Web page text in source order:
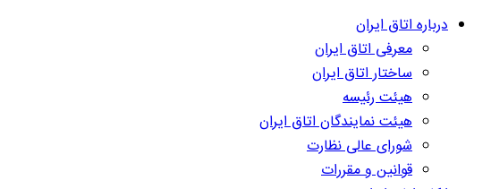
درباره اتاق ایران
معرفی اتاق ایران
ساختار اتاق ایران
هیئت رئیسه
هیئت نمایندگان اتاق ایران
شورای عالی نظارت
قوانین و مقررات